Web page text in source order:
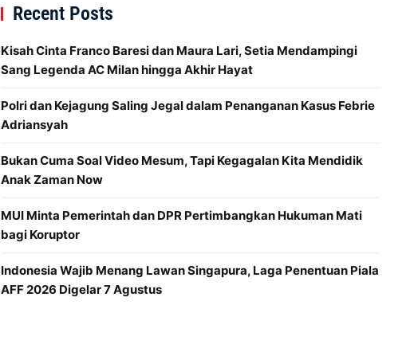
Recent Posts
Kisah Cinta Franco Baresi dan Maura Lari, Setia Mendampingi
Sang Legenda AC Milan hingga Akhir Hayat
Polri dan Kejagung Saling Jegal dalam Penanganan Kasus Febrie
Adriansyah
Bukan Cuma Soal Video Mesum, Tapi Kegagalan Kita Mendidik
Anak Zaman Now
MUI Minta Pemerintah dan DPR Pertimbangkan Hukuman Mati
bagi Koruptor
Indonesia Wajib Menang Lawan Singapura, Laga Penentuan Piala
AFF 2026 Digelar 7 Agustus